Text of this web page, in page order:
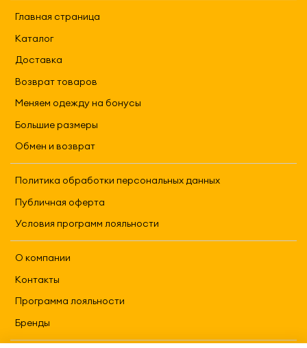
Главная страница
Каталог
Доставка
Возврат товаров
Меняем одежду на бонусы
Большие размеры
Обмен и возврат
Политика обработки персональных данных
Публичная оферта
Условия программ лояльности
О компании
Контакты
Программа лояльности
Бренды